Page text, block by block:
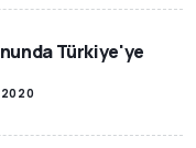
Türkiye'ye